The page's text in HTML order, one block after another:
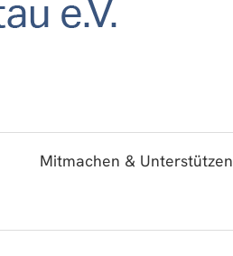
Mitmachen & Unterstützen